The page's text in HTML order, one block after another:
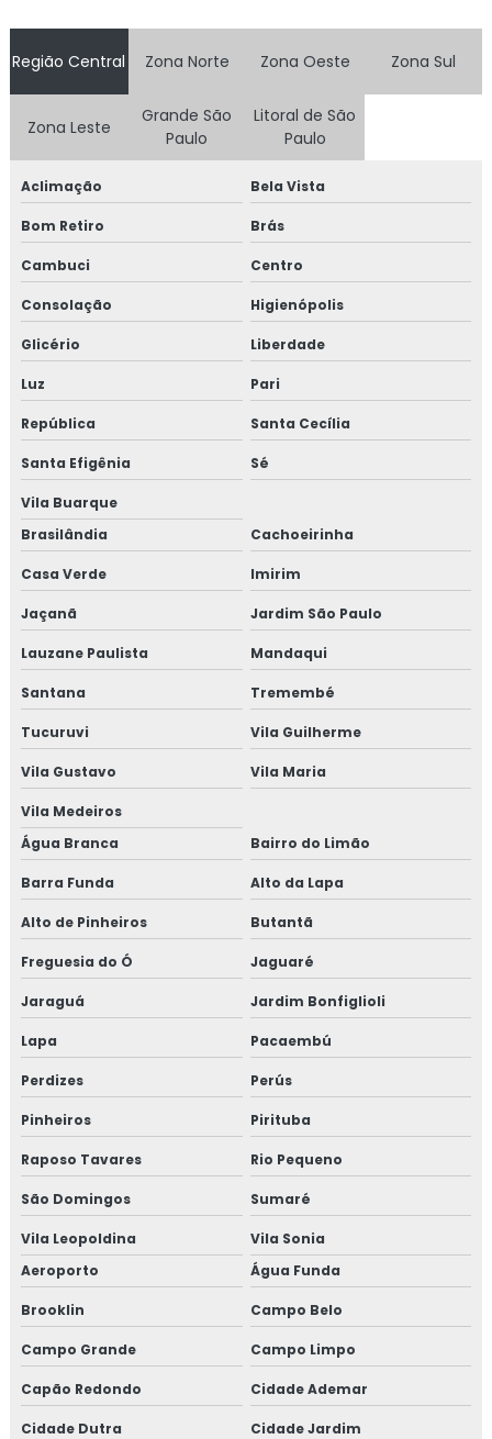
Consulta tarot na vila mariana
Consulta de terapia de vidas passadas
Contratar mediadora conflitos interpessoais
Especialista em cone hindu
Especialista em cromoterapia
Especialista em reflexoterapia
Especialista em vivencias em grupos terapeuticos
Limpeza energética
Limpeza energetica a distancia
Massagem relaxante com ventosaterapia
Massoterapia paulista
Massoterapia ventosa
Mediação de conflitos interpessoais
Mediadora de conflitos
Mediadora de conflitos familiares
Mediadora conflitos interpessoais
Meditação guiada alinhamento dos chakras
Meditação guiada ansiedade
Meditação guiada presencial
Psicanálise online
Reflexoterapia
Serviço de reflexoterapia
Sessão de ventosa
Sessão de ventosaterapia
Tarot online
Região Central Zona Norte Zona Oeste Zona Sul
Zona Leste
Grande São
Paulo
Litoral de São
Paulo
Aclimação Bela Vista
Bom Retiro Brás
Cambuci Centro
Consolação Higienópolis
Glicério Liberdade
Luz Pari
República Santa Cecília
Santa Efigênia Sé
Vila Buarque
Brasilândia
Cachoeirinha
Casa Verde Imirim
Jaçanã Jardim São Paulo
Lauzane Paulista Mandaqui
Santana Tremembé
Tucuruvi Vila Guilherme
Vila Gustavo Vila Maria
Vila Medeiros
Água Branca
Bairro do Limão
Barra Funda Alto da Lapa
Alto de Pinheiros Butantã
Freguesia do Ó Jaguaré
Jaraguá Jardim Bonfiglioli
Lapa Pacaembú
Perdizes Perús
Pinheiros Pirituba
Raposo Tavares Rio Pequeno
São Domingos Sumaré
Vila Leopoldina
Vila Sonia
Aeroporto
Água Funda
Brooklin Campo Belo
Campo Grande Campo Limpo
Capão Redondo Cidade Ademar
Cidade Dutra Cidade Jardim